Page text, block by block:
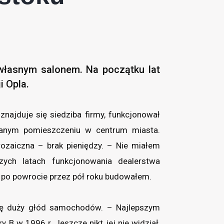
salonem. Na początku lat
Opla.
się siedziba firmy, funkcjonował
pomieszczeniu w centrum miasta.
– brak pieniędzy. – Nie miałem
latach funkcjonowania dealerstwa
powrocie przez pół roku budowałem.
duży głód samochodów. – Najlepszym